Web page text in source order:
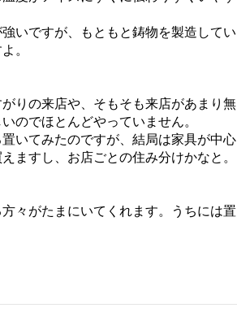
いですが、もともと鋳物を製造してい
。
りの来店や、そもそも来店があまり無
のでほとんどやっていません。
いてみたのですが、結局は家具が中心
ますし、お店ごとの住み分けかなと。
々がたまにいてくれます。うちには置